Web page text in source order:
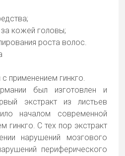
кожей головы;
роста волос.
применением гинкго.
был изготовлен и
экстракт из листьев
началом современной
гинкго. С тех пор экстракт
нарушений мозгового
периферического